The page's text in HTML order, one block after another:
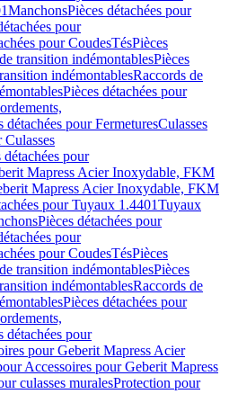
ManchonsPièces détachées pour
pour
pour CoudesTésPièces
transition indémontablesPièces
indémontablesRaccords de
Pièces détachées pour
détachées pour FermeturesCulasses
Culasses
détachées pour
Mapress Acier Inoxydable, FKM
Mapress Acier Inoxydable, FKM
pour Tuyaux 1.4401Tuyaux
Pièces détachées pour
pour
pour CoudesTésPièces
transition indémontablesPièces
indémontablesRaccords de
Pièces détachées pour
détachées pour
pour Geberit Mapress Acier
Accessoires pour Geberit Mapress
culasses muralesProtection pour